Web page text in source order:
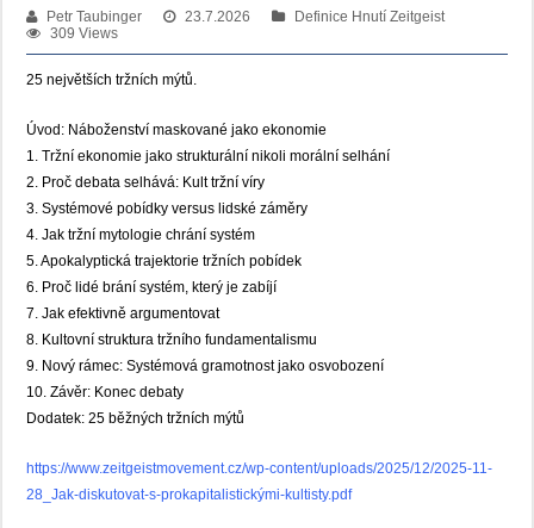
Petr Taubinger 23.7.2026
Definice Hnutí Zeitgeist
309 Views
25 největších tržních mýtů.
Úvod: Náboženství maskované jako ekonomie
1. Tržní ekonomie jako strukturální nikoli morální selhání
2. Proč debata selhává: Kult tržní víry
3. Systémové pobídky versus lidské záměry
4. Jak tržní mytologie chrání systém
5. Apokalyptická trajektorie tržních pobídek
6. Proč lidé brání systém, který je zabíjí
7. Jak efektivně argumentovat
8. Kultovní struktura tržního fundamentalismu
9. Nový rámec: Systémová gramotnost jako osvobození
10. Závěr: Konec debaty
Dodatek: 25 běžných tržních mýtů
https://www.zeitgeistmovement.cz/wp-content/uploads/2025/12/2025-11-
28_Jak-diskutovat-s-prokapitalistickými-kultisty.pdf